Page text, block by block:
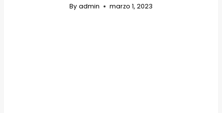
By admin marzo 1, 2023